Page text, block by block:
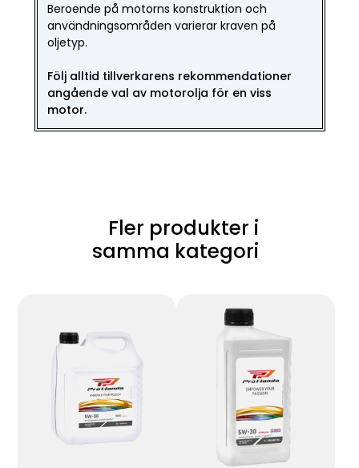
Beroende på motorns konstruktion och
användningsområden varierar kraven på
oljetyp.
Följ alltid tillverkarens rekommendationer
angående val av motorolja för en viss
motor.
Fler produkter i
samma kategori